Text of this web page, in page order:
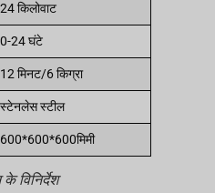
24 किलोवाट
0-24 घंटे
12 मिनट/6 किग्रा
स्टेनलेस स्टील
600*600*600मिमी
विनिर्देश